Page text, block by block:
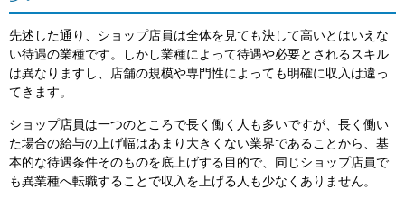
先述した通り、ショップ店員は全体を見ても決して高いとはいえな
い待遇の業種です。しかし業種によって待遇や必要とされるスキル
は異なりますし、店舗の規模や専門性によっても明確に収入は違っ
てきます。
ショップ店員は一つのところで長く働く人も多いですが、長く働い
た場合の給与の上げ幅はあまり大きくない業界であることから、基
本的な待遇条件そのものを底上げする目的で、同じショップ店員で
も異業種へ転職することで収入を上げる人も少なくありません。